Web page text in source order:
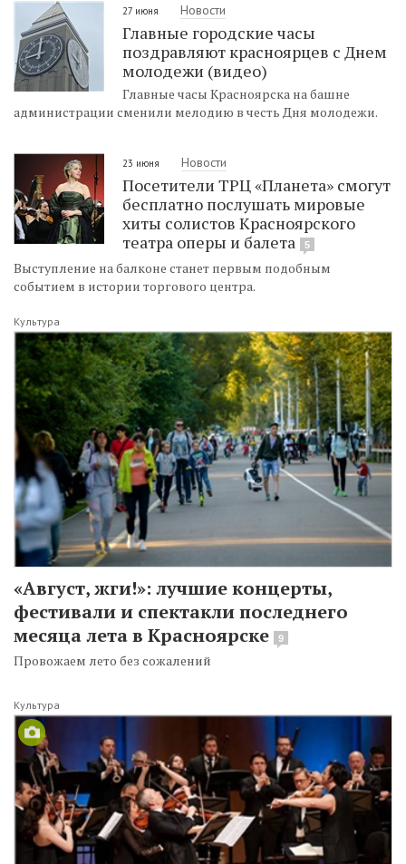
27 июня Новости
Главные городские часы
поздравляют красноярцев с Днем
молодежи (видео)
Главные часы Красноярска на башне
администрации сменили мелодию в честь Дня молодежи.
23 июня Новости
Посетители ТРЦ «Планета» смогут
бесплатно послушать мировые
хиты солистов Красноярского
театра оперы и балета
5
Выступление на балконе станет первым подобным
событием в истории торгового центра.
Культура
«Август, жги!»: лучшие концерты,
фестивали и спектакли последнего
месяца лета в Красноярске
9
Провожаем лето без сожалений
Культура